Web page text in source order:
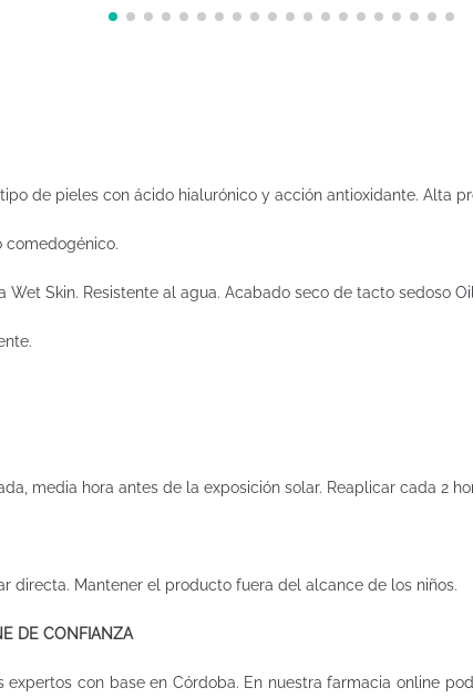
de pieles con ácido hialurónico y acción antioxidante. Alta
comedogénico.
Skin. Resistente al agua. Acabado seco de tacto sedoso
media hora antes de la exposición solar. Reaplicar cada 2
directa. Mantener el producto fuera del alcance de los niños.
DE CONFIANZA
con base en Córdoba. En nuestrafarmacia online